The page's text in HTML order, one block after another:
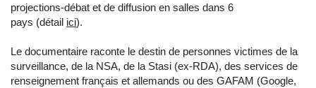
projections-débat et de diffusion en salles dans 6
pays (détail ici).
Le documentaire raconte le destin de personnes victimes de la
surveillance, de la NSA, de la Stasi (ex-RDA), des services de
renseignement français et allemands ou des GAFAM (Google,